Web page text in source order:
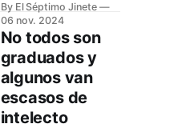
también en el suyo).
Pero ahora hay que
juzgar lo de ahora. No
intenten confundir
poniendo el ventilador
en marcha.
By El Séptimo Jinete
06 nov. 2024
No todos son
graduados y
algunos van
escasos de
intelecto